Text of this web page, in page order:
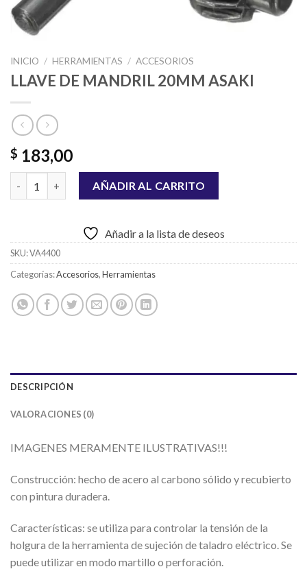
INICIO / HERRAMIENTAS / ACCESORIOS
LLAVE DE MANDRIL 20MM ASAKI
$ 183,00
LLAVE DE MANDRIL 20MM ASAKI cantidad
AÑADIR AL CARRITO
Añadir a la lista de deseos
SKU:VA4400
Categorías:Accesorios,Herramientas
DESCRIPCIÓN
VALORACIONES (0)
IMAGENES MERAMENTE ILUSTRATIVAS!!!
Construcción: hecho de acero al carbono sólido y recubierto
con pintura duradera.
Características: se utiliza para controlar la tensión de la
holgura de la herramienta de sujeción de taladro eléctrico. Se
puede utilizar en modo martillo o perforación.